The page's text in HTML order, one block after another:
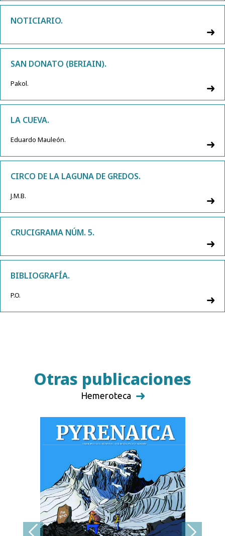
NOTICIARIO.
SAN DONATO (BERIAIN).
Pakol.
LA CUEVA.
Eduardo Mauleón.
CIRCO DE LA LAGUNA DE GREDOS.
J.M.B.
CRUCIGRAMA NÚM. 5.
BIBLIOGRAFÍA.
P.O.
Otras publicaciones
Hemeroteca